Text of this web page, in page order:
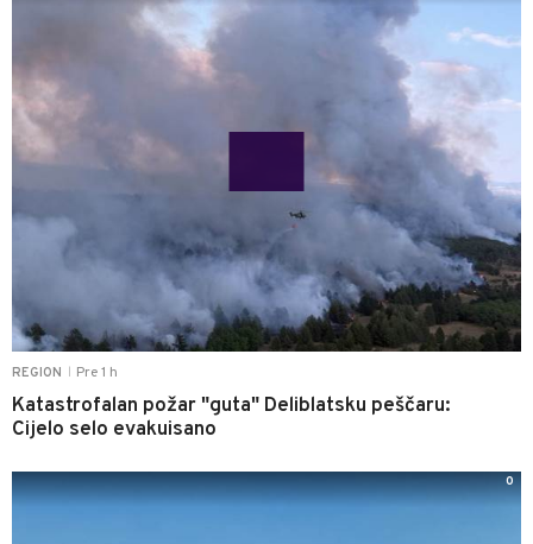
REGION Pre 1 h
Katastrofalan požar "guta" Deliblatsku peščaru:
Cijelo selo evakuisano
0